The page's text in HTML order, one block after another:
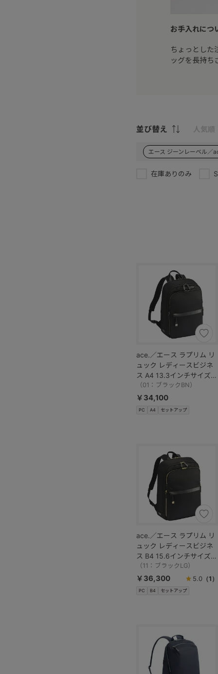
お手入れにつ
ちょっとした
ッグを長持ち
並び替え 人気順
エース ジーンレーベル／
在庫ありのみ
ace.／エース ラプリム リ
ュック レディースビジネ
ス A4 13.3インチサイズ
68801
（01：ブラックBN）
PC A4 セットアップ
￥34,100
ace.／エース ラプリム リ
ュック レディースビジネ
ス B4 15.6インチサイズ
68802
（11：ブラックLG）
PC B4 セットアップ
￥36,300 5.0 （1）